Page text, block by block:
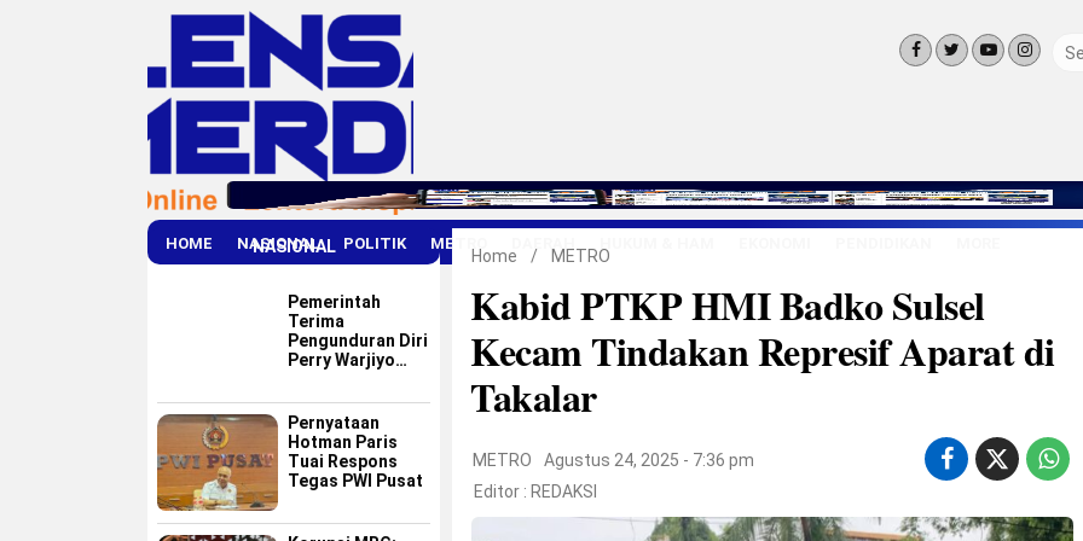
HOME NASIONAL POLITIK METRO
LIFE STYLE
NASIONAL
Pemerintah
Terima
Pengunduran Diri
Perry Warjiyo
Indonesia
Pernyataan
Hotman Paris
Tuai Respons
Tegas PWI Pusat
Home / METRO
Kabid PTKP HMI Badko Sulsel
Kecam Tindakan Represif Aparat di
Takalar
METRO
Agustus 24, 2025 - 7:36 pm
Editor : REDAKSI